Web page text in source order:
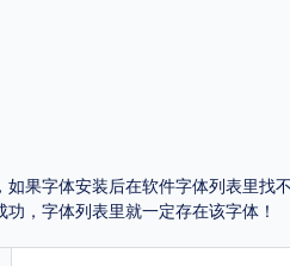
果字体安装后在软件字体列表里
，字体列表里就一定存在该字体！